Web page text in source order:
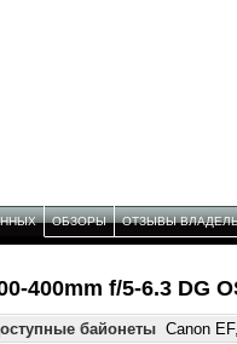
ОБЗОРЫ ОТЗЫВЫ
400mm f/5-6.3 DG
байонеты Canon